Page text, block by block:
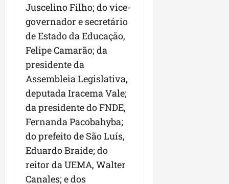
Juscelino Filho; do vice-
governador e secretário
de Estado da Educação,
Felipe Camarão; da
presidente da
Assembleia Legislativa,
deputada Iracema Vale;
da presidente do FNDE,
Fernanda Pacobahyba;
do prefeito de São Luís,
Eduardo Braide; do
reitor da UEMA, Walter
Canales; e dos